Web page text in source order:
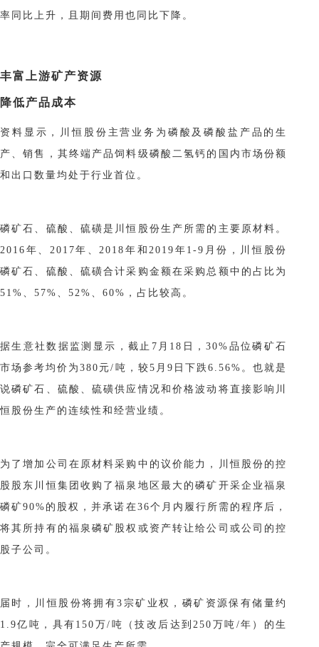
率同比上升，且期间费用也同比下降。
丰富上游矿产资源
降低产品成本
资料显示，川恒股份主营业务为磷酸及磷酸盐产品的生
产、销售，其终端产品饲料级磷酸二氢钙的国内市场份额
和出口数量均处于行业首位。
磷矿石、硫酸、硫磺是川恒股份生产所需的主要原材料。
2016年、2017年、2018年和2019年1-9月份，川恒股份
磷矿石、硫酸、硫磺合计采购金额在采购总额中的占比为
51%、57%、52%、60%，占比较高。
据生意社数据监测显示，截止 7月18日，30%品位磷矿石
市场参考均价为380元/吨，较5月9日下跌6.56%。也就是
说磷矿石、硫酸、硫磺供应情况和价格波动将直接影响川
恒股份生产的连续性和经营业绩。
为了增加公司在原材料采购中的议价能力，川恒股份的控
股股东川恒集团收购了福泉地区最大的磷矿开采企业福泉
磷矿90%的股权，并承诺在36个月内履行所需的程序后，
将其所持有的福泉磷矿股权或资产转让给公司或公司的控
股子公司。
届时，川恒股份将拥有3宗矿业权，磷矿资源保有储量约
1.9亿吨，具有150万/吨（技改后达到250万吨/年）的生